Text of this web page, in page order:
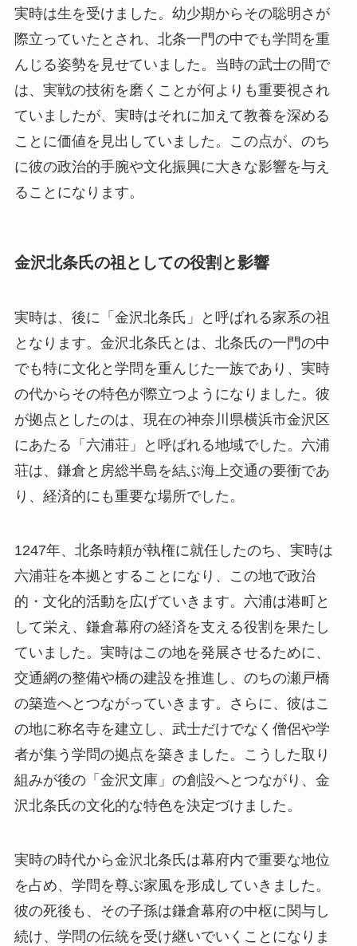
実時は生を受けました。幼少期からその聡明さが
際立っていたとされ、北条一門の中でも学問を重
んじる姿勢を見せていました。当時の武士の間で
は、実戦の技術を磨くことが何よりも重要視され
ていましたが、実時はそれに加えて教養を深める
ことに価値を見出していました。この点が、のち
に彼の政治的手腕や文化振興に大きな影響を与え
ることになります。
金沢北条氏の祖としての役割と影響
実時は、後に「金沢北条氏」と呼ばれる家系の祖
となります。金沢北条氏とは、北条氏の一門の中
でも特に文化と学問を重んじた一族であり、実時
の代からその特色が際立つようになりました。彼
が拠点としたのは、現在の神奈川県横浜市金沢区
にあたる「六浦荘」と呼ばれる地域でした。六浦
荘は、鎌倉と房総半島を結ぶ海上交通の要衝であ
り、経済的にも重要な場所でした。
1247年、北条時頼が執権に就任したのち、実時は
六浦荘を本拠とすることになり、この地で政治
的・文化的活動を広げていきます。六浦は港町と
して栄え、鎌倉幕府の経済を支える役割を果たし
ていました。実時はこの地を発展させるために、
交通網の整備や橋の建設を推進し、のちの瀬戸橋
の築造へとつながっていきます。さらに、彼はこ
の地に称名寺を建立し、武士だけでなく僧侶や学
者が集う学問の拠点を築きました。こうした取り
組みが後の「金沢文庫」の創設へとつながり、金
沢北条氏の文化的な特色を決定づけました。
実時の時代から金沢北条氏は幕府内で重要な地位
を占め、学問を尊ぶ家風を形成していきました。
彼の死後も、その子孫は鎌倉幕府の中枢に関与し
続け、学問の伝統を受け継いでいくことになりま